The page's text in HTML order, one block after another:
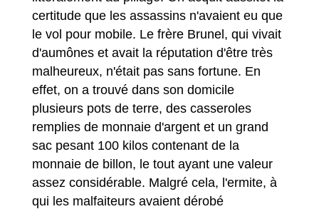
certitude que les assassins n'avaient eu que
le vol pour mobile. Le frère Brunel, qui vivait
d'aumônes et avait la réputation d'être très
malheureux, n'était pas sans fortune. En
effet, on a trouvé dans son domicile
plusieurs pots de terre, des casseroles
remplies de monnaie d'argent et un grand
sac pesant 100 kilos contenant de la
monnaie de billon, le tout ayant une valeur
assez considérable. Malgré cela, l'ermite, à
qui les malfaiteurs avaient dérobé